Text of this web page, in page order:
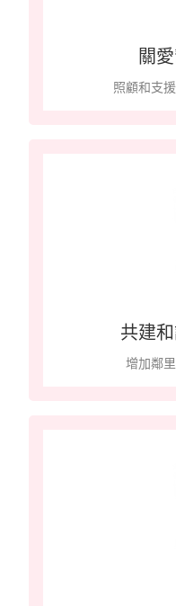
關
照顧和支
共建
增加鄰